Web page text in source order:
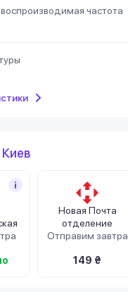
частота
Киев
Новая Почта
отделение
Отправим завтра
149 ₴